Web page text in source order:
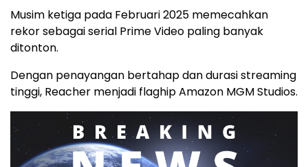
Musim ketiga pada Februari 2025 memecahkan
rekor sebagai serial Prime Video paling banyak
ditonton.
Dengan penayangan bertahap dan durasi streaming
tinggi, Reacher menjadi flaghip Amazon MGM Studios.